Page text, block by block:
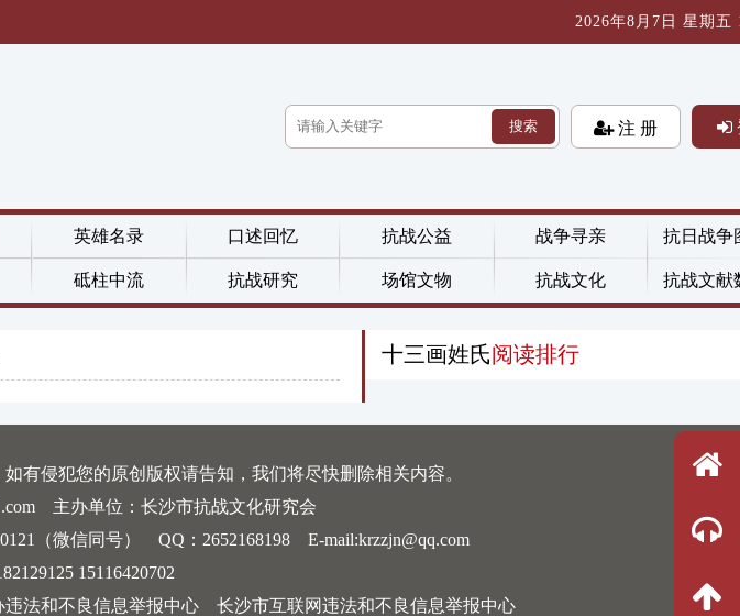
2026年8月7日 星期五
搜索 注 册
英雄名录 口述回忆 抗战公益 战争寻亲 抗日战争
砥柱中流 抗战研究 场馆文物 抗战文化 抗战文献
十三画姓氏阅读排行
有侵犯您的原创版权请告知，我们将尽快删除相关内容。
主办单位：长沙市抗战文化研究会
（微信同号） QQ：2652168198 E-mail:krzzjn@qq.com
15116420702
违法和不良信息举报中心
长沙市互联网违法和不良信息举报中心